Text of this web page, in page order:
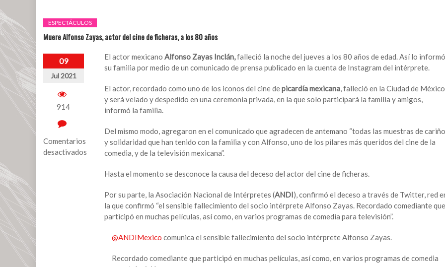
ESPECTÁCULOS
Muere Alfonso Zayas, actor del cine de ficheras, a los 80 años
09
Jul 2021
914
Comentarios
desactivados
El actor mexicano Alfonso Zayas Inclán,falleció la noche del jueves a los 80 años de edad. Así lo informó
su familia por medio de un comunicado de prensa publicado en la cuenta de Instagram del intérprete.
El actor, recordado como uno de los iconos del cine depicardía mexicana, falleció en la Ciudad de México
y será velado y despedido en una ceremonia privada, en la que solo participará la familia y amigos,
informó la familia.
Del mismo modo, agregaron en el comunicado que agradecen de antemano “todas las muestras de cariño
y solidaridad que han tenido con la familia y con Alfonso, uno de los pilares más queridos del cine de la
comedia, y de la televisión mexicana”.
Hasta el momento se desconoce la causa del deceso del actor del cine de ficheras.
Por su parte, la Asociación Nacional de Intérpretes (ANDI), confirmó el deceso a través de Twitter, red
la que confirmó “el sensible fallecimiento del socio intérprete Alfonso Zayas. Recordado comediante que
participó en muchas películas, así como, en varios programas de comedia para televisión”.
@ANDIMexico comunica el sensible fallecimiento del socio intérprete Alfonso Zayas.
Recordado comediante que participó en muchas películas, así como, en varios programas de comedia